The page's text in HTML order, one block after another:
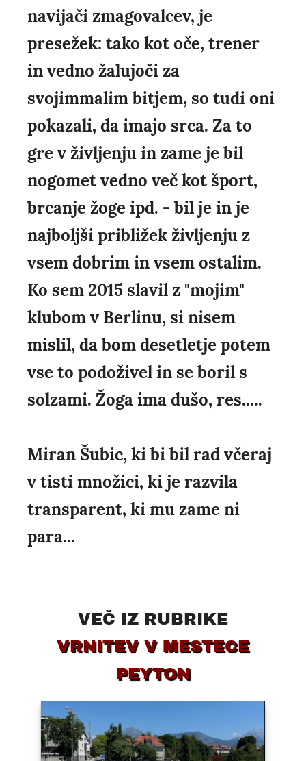
navijači zmagovalcev, je
presežek: tako kot oče, trener
in vedno žalujoči za
svojimmalim bitjem, so tudi oni
pokazali, da imajo srca. Za to
gre v življenju in zame je bil
nogomet vedno več kot šport,
brcanje žoge ipd. - bil je in je
najboljši približek življenju z
vsem dobrim in vsem ostalim.
Ko sem 2015 slavil z "mojim"
klubom v Berlinu, si nisem
mislil, da bom desetletje potem
vse to podoživel in se boril s
solzami. Žoga ima dušo, res.....
Miran Šubic, ki bi bil rad včeraj
v tisti množici, ki je razvila
transparent, ki mu zame ni
para...
VEČ IZ RUBRIKE
VRNITEV V MESTECE
PEYTON